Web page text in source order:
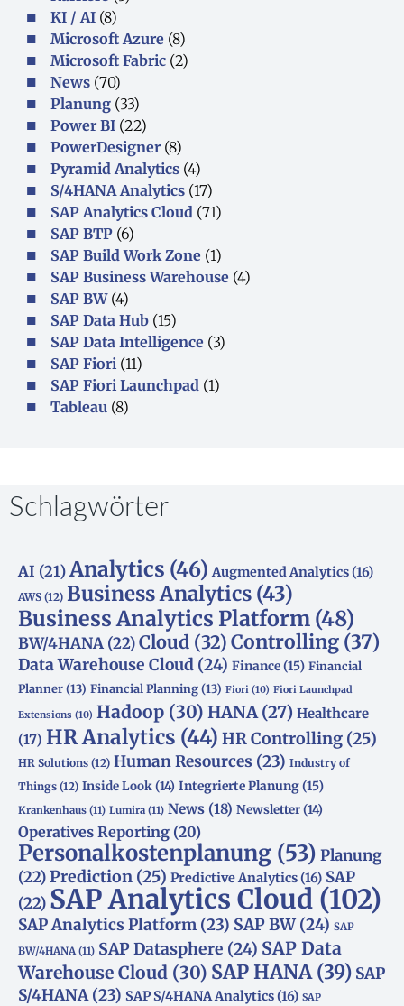
KI / AI (8)
Microsoft Azure (8)
Microsoft Fabric (2)
News (70)
Planung (33)
Power BI (22)
PowerDesigner (8)
Pyramid Analytics (4)
S/4HANA Analytics (17)
SAP Analytics Cloud (71)
SAP BTP (6)
SAP Build Work Zone (1)
SAP Business Warehouse (4)
SAP BW(4)
SAP Data Hub (15)
SAP Data Intelligence (3)
SAP Fiori (11)
SAP Fiori Launchpad (1)
Tableau (8)
Schlagwörter
AI (21) Analytics (46) Augmented Analytics(16)
AWS (12) Business Analytics (43)
Business Analytics Platform (48)
BW/4HANA (22)Cloud (32) Controlling (37)
Data Warehouse Cloud (24) Finance(15) Financial
Planner(13) Financial Planning(13) Fiori (10) Fiori Launchpad
Extensions (10) Hadoop (30) HANA (27) Healthcare
(17) HR Analytics (44) HR Controlling (25)
HR Solutions (12) Human Resources (23) Industry of
Things (12) Inside Look(14) Integrierte Planung(15)
Krankenhaus (11) Lumira (11) News (18) Newsletter(14)
Operatives Reporting (20)
Personalkostenplanung (53) Planung
(22)Prediction (25) Predictive Analytics(16) SAP
(22) SAP Analytics Cloud (102)
SAP Analytics Platform (23) SAP BW(24) SAP
BW/4HANA (11) SAP Datasphere (24) SAP Data
Warehouse Cloud (30) SAP HANA(39) SAP
S/4HANA(23) SAP S/4HANA Analytics(16) SAP